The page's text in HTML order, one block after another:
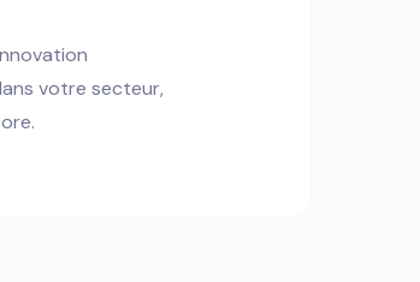
votre secteur,